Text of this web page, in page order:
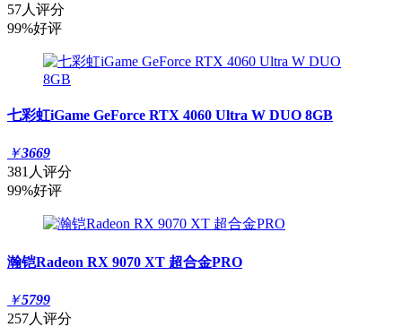
57人评分
99%好评
七彩虹iGame GeForce RTX 4060 Ultra W DUO 8GB
￥3669
381人评分
99%好评
瀚铠Radeon RX 9070 XT 超合金PRO
￥5799
257人评分